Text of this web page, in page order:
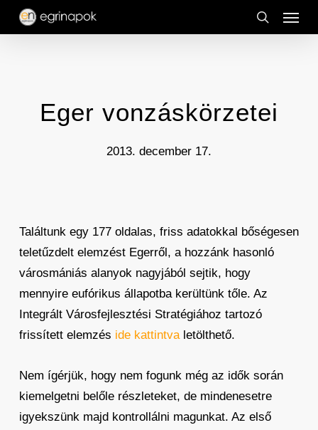
Skip
search
Menu
Eger vonzáskörzetei
2013. december 17.
Találtunk egy 177 oldalas, friss adatokkal bőségesen
teletűzdelt elemzést Egerről, a hozzánk hasonló
városmániás alanyok nagyjából sejtik, hogy
mennyire eufórikus állapotba kerültünk tőle. Az
Integrált Városfejlesztési Stratégiához tartozó
frissített elemzés ide kattintvaletölthető.
Nem ígérjük, hogy nem fogunk még az idők során
kiemelgetni belőle részleteket, de mindenesetre
igyekszünk majd kontrollálni magunkat. Az első